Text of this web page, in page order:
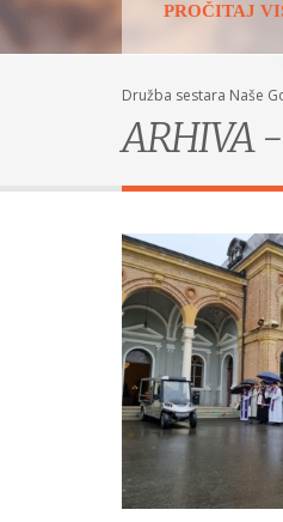
PROČITAJ
Družba sestara Naše
ARHIVA